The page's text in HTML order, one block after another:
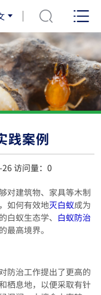
践案例
访问量： 0
对建筑物、家具等木制
如何有效地灭白蚁成为
白蚁生态学、 白蚁防治
最高境界。
防治工作提出了更高的
栖息地，以便采取有针